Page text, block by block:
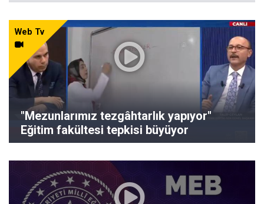
Web Tv
"Mezunlarımız tezgâhtarlık yapıyor"
Eğitim fakültesi tepkisi büyüyor